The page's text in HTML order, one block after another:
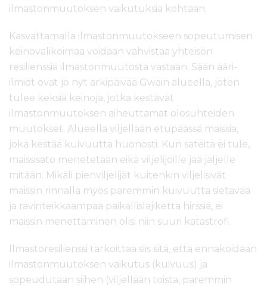
ilmastonmuutoksen vaikutuksia kohtaan.
Kasvattamalla ilmastonmuutokseen sopeutumisen
keinovalikoimaa voidaan vahvistaa yhteisön
resilienssiä ilmastonmuutosta vastaan. Sään ääri-
ilmiöt ovat jo nyt arkipäivää Gwain alueella, joten
tulee keksiä keinoja, jotka kestävät
ilmastonmuutoksen aiheuttamat olosuhteiden
muutokset. Alueella viljellään etupäässä maissia,
joka kestää kuivuutta huonosti. Kun sateita ei tule,
maissisato menetetään eikä viljelijöille jää jäljelle
mitään. Mikäli pienviljelijät kuitenkin viljelisivät
maissin rinnalla myös paremmin kuivuutta sietävää
ja ravinteikkaampaa paikallislajiketta hirssiä, ei
maissin menettäminen olisi niin suuri katastrofi.
Ilmastoresilienssi tarkoittaa siis sitä, että ennakoidaan
ilmastonmuutoksen vaikutus (kuivuus) ja
sopeudutaan siihen (viljellään toista, paremmin